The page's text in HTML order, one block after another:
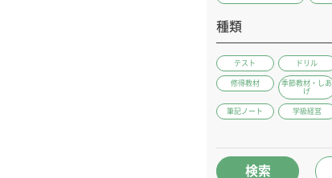
種類
テスト ドリル
修得教材
季節教材・しあ
げ
筆記ノート 学級経営
検索